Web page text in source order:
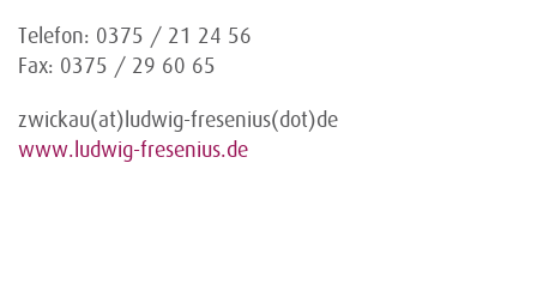
Telefon: 0375 / 21 24 56
Fax: 0375 / 29 60 65
zwickau(at)ludwig-fresenius(dot)de
www.ludwig-fresenius.de